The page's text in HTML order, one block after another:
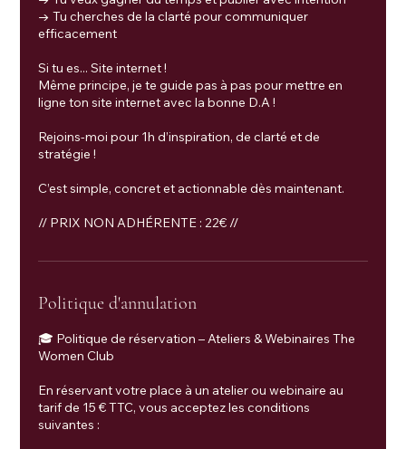
→ Tu cherches de la clarté pour communiquer
efficacement
Si tu es... Site internet !
Même principe, je te guide pas à pas pour mettre en
ligne ton site internet avec la bonne D.A !
Rejoins-moi pour 1h d’inspiration, de clarté et de
stratégie !
C’est simple, concret et actionnable dès maintenant.
// PRIX NON ADHÉRENTE : 22€ //
Politique d'annulation
🎓 Politique de réservation – Ateliers & Webinaires The
Women Club
En réservant votre place à un atelier ou webinaire au
tarif de 15 € TTC, vous acceptez les conditions
suivantes :